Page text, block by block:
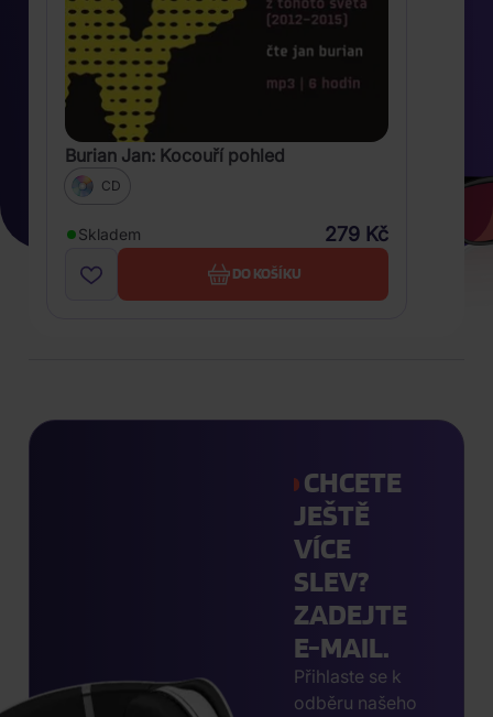
Burian Jan: Kocouří pohled
CD
Skladem 279 Kč
DO KOŠÍKU
CHCETE
JEŠTĚ
VÍCE
SLEV?
ZADEJTE
E-MAIL.
Přihlaste se k
odběru našeho